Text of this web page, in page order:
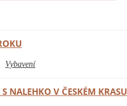
Vybavení
NALEHKO V ČESKÉM KRASU